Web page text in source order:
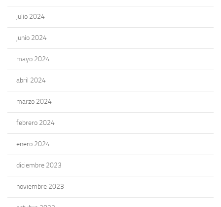
julio 2024
junio 2024
mayo 2024
abril 2024
marzo 2024
febrero 2024
enero 2024
diciembre 2023
noviembre 2023